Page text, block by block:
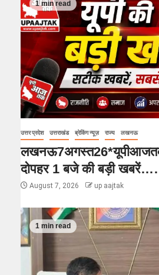
1 min read
उत्तर प्रदेश उत्तराखंड ब्रेकिंग न्यूज़ राज्य लखनऊ
दोपहर 1 बजे की बड़ी
August 7, 2026 up aajtak
1 min read